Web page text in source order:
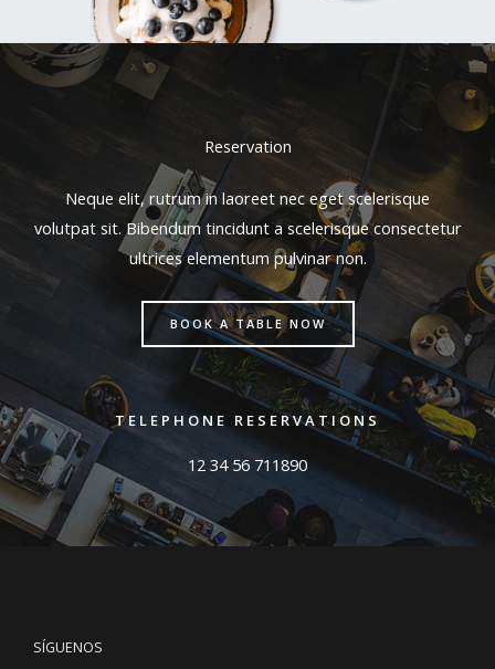
Reservation
Neque elit, rutrum in laoreet nec eget scelerisque
volutpat sit. Bibendum tincidunt a scelerisque consectetur
ultrices elementum pulvinar non.
BOOK A TABLE NOW
TELEPHONE RESERVATIONS
12 34 56 711890
SÍGUENOS